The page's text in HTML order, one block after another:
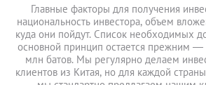
Главные факторы для получения
национальность инвестора, объем
куда они пойдут. Список необходимых
основной принцип остается прежним
млн батов. Мы регулярно делаем
клиентов из Китая, но для каждой